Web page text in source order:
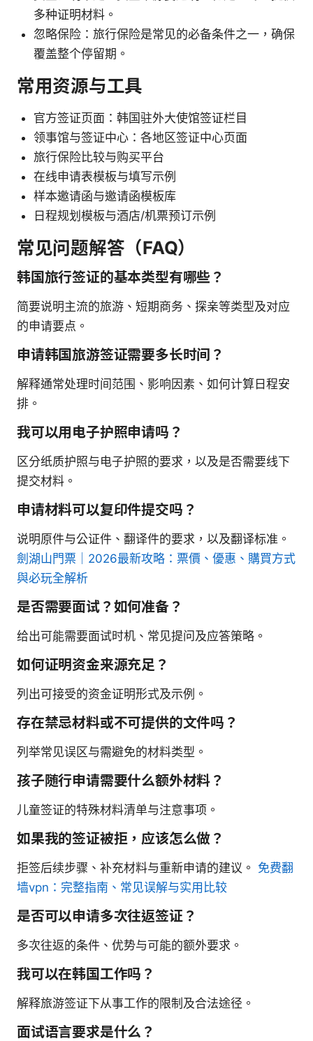
多种证明材料。
忽略保险：旅行保险是常见的必备条件之一，确保
覆盖整个停留期。
常用资源与工具
官方签证页面：韩国驻外大使馆签证栏目
领事馆与签证中心：各地区签证中心页面
旅行保险比较与购买平台
在线申请表模板与填写示例
样本邀请函与邀请函模板库
日程规划模板与酒店/机票预订示例
常见问题解答（FAQ）
韩国旅行签证的基本类型有哪些？
简要说明主流的旅游、短期商务、探亲等类型及对应
的申请要点。
申请韩国旅游签证需要多长时间？
解释通常处理时间范围、影响因素、如何计算日程安
排。
我可以用电子护照申请吗？
区分纸质护照与电子护照的要求，以及是否需要线下
提交材料。
申请材料可以复印件提交吗？
说明原件与公证件、翻译件的要求，以及翻译标准。
劍湖山門票｜2026最新攻略：票價、優惠、購買方式
與必玩全解析
是否需要面试？如何准备？
给出可能需要面试时机、常见提问及应答策略。
如何证明资金来源充足？
列出可接受的资金证明形式及示例。
存在禁忌材料或不可提供的文件吗？
列举常见误区与需避免的材料类型。
孩子随行申请需要什么额外材料？
儿童签证的特殊材料清单与注意事项。
如果我的签证被拒，应该怎么做？
拒签后续步骤、补充材料与重新申请的建议。 免费翻
墙vpn：完整指南、常见误解与实用比较
是否可以申请多次往返签证？
多次往返的条件、优势与可能的额外要求。
我可以在韩国工作吗？
解释旅游签证下从事工作的限制及合法途径。
面试语言要求是什么？